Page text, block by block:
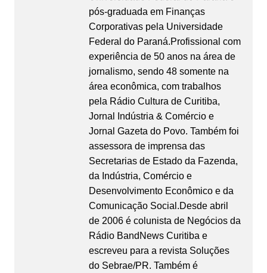
pós-graduada em Finanças
Corporativas pela Universidade
Federal do Paraná.Profissional com
experiência de 50 anos na área de
jornalismo, sendo 48 somente na
área econômica, com trabalhos
pela Rádio Cultura de Curitiba,
Jornal Indústria & Comércio e
Jornal Gazeta do Povo. Também foi
assessora de imprensa das
Secretarias de Estado da Fazenda,
da Indústria, Comércio e
Desenvolvimento Econômico e da
Comunicação Social.Desde abril
de 2006 é colunista de Negócios da
Rádio BandNews Curitiba e
escreveu para a revista Soluções
do Sebrae/PR. Também é